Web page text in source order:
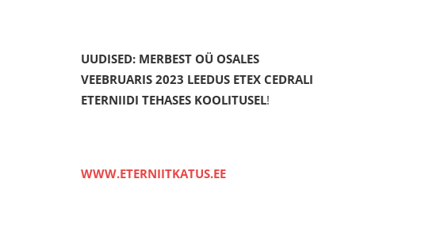
UUDISED: MERBEST OÜ OSALES
VEEBRUARIS 2023 LEEDUS ETEX CEDRALI
ETERNIIDI TEHASES KOOLITUSEL!
WWW.ETERNIITKATUS.EE